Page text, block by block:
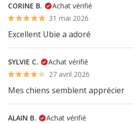
CORINE B.
Achat vérifié
31 mai 2026
Excellent Ubie a adoré
SYLVIE C.
Achat vérifié
27 avril 2026
Mes chiens semblent apprécier
ALAIN B.
Achat vérifié